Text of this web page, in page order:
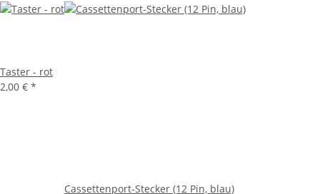
Taster - rot
2,00 € *
Cassettenport-Stecker (12 Pin, blau)